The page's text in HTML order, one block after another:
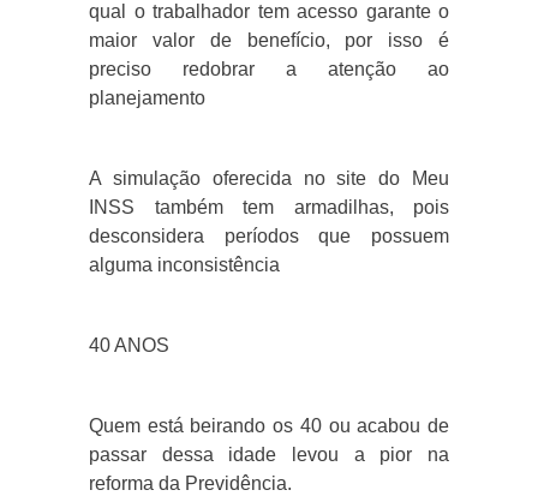
qual o trabalhador tem acesso garante o
maior valor de benefício, por isso é
preciso redobrar a atenção ao
planejamento
A simulação oferecida no site do Meu
INSS também tem armadilhas, pois
desconsidera períodos que possuem
alguma inconsistência
40 ANOS
Quem está beirando os 40 ou acabou de
passar dessa idade levou a pior na
reforma da Previdência.